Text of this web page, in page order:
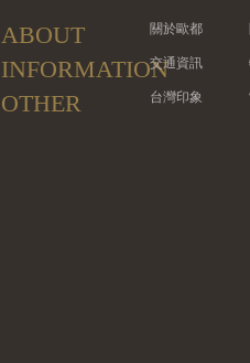
ABOUT 關於歐都
INFORMATION交通資訊
OTHER 台灣印象